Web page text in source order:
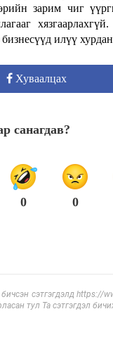
зарим чиг
илүү хурдан
Хуваалцах
санагдав?
0 0
сэтгэгдэлд https://
тул Та сэтгэгдэл